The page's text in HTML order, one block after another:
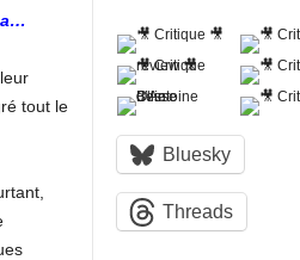
tout le
Bluesky
Threads